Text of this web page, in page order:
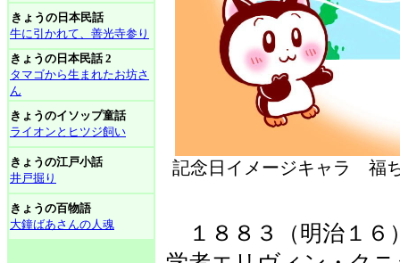
きょうの日本民話
牛に引かれて、善光寺参り
きょうの日本民話 2
タマゴから生まれたお坊さ
ん
きょうのイソップ童話
ライオンとヒツジ飼い
きょうの江戸小話
井戸掘り
きょうの百物語
大鐘ばあさんの人魂
記念日イメージキャラ 福
１８８３（明治１６